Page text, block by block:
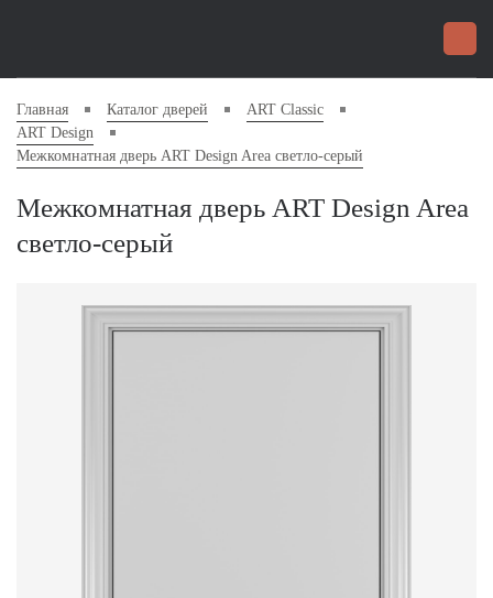
Главная Каталог дверей
ART Classic
ART Design
Межкомнатная дверь ART Design Area светло-серый
Межкомнатная дверь ART Design Area
светло-серый